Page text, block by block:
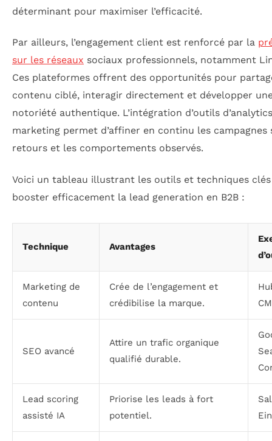
déterminant pour maximiser l’efficacité.
Par ailleurs, l’engagement client est renforcé par la
sur les réseaux sociaux professionnels, notamment
Ces plateformes offrent des opportunités pour
contenu ciblé, interagir directement et développer
notoriété authentique. L’intégration d’outils d’analytics
marketing permet d’affiner en continu les campagnes
retours et les comportements observés.
Voici un tableau illustrant les outils et techniques
booster efficacement la lead generation en B2B :
Technique Avantages
Marketing de
contenu
Crée de l’engagement et
crédibilise la marque.
SEO avancé
Attire un trafic organique
qualifié durable.
Lead scoring
assisté IA
Priorise les leads à fort
potentiel.